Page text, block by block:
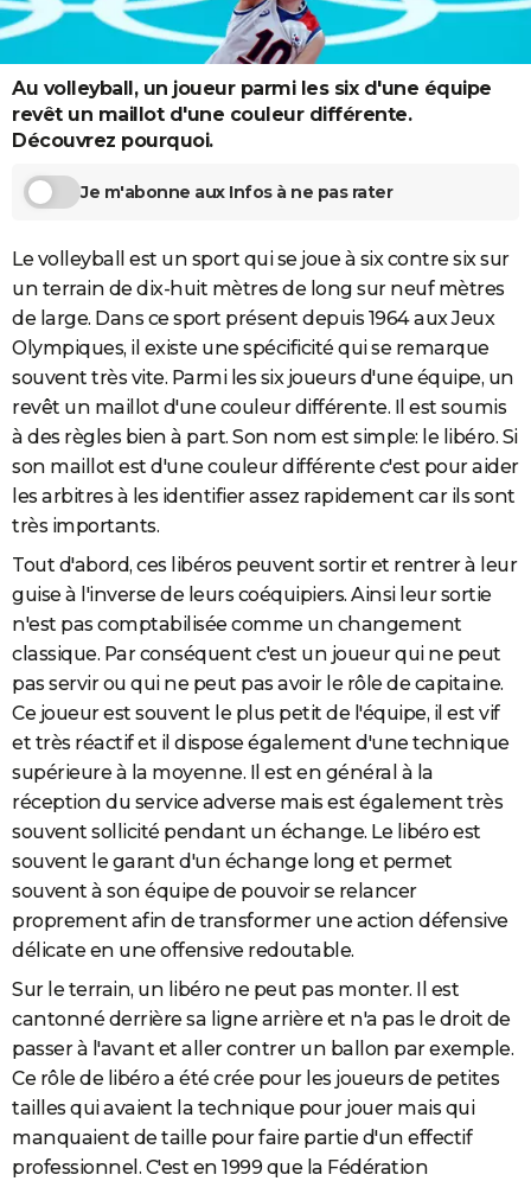
Destinations
City break
Voyage nature
Voyage de noces
Forum
Climat
+
PHOTO
GUIDES D'ACHAT
BONS PLANS
CARTE DE VOEUX
Carte de Noël
Carte Bonne année
Carte Saint-Valentin
Carte Pâques
Carte d'anniversaire
Dictionnaire
Biographies
Citations
Expressions
Proverbes
PROGRAMME TV
COPAINS D'AVANT
S'inscrire
Se connecter
Lycées
Collèges
Primaires
Universités
Entreprises
Service militaire
Avis de recherche
AVIS DE DÉCÈS
FORUM
Bricolage
Au volleyball, un joueur parmi les six d'une équipe
revêt un maillot d'une couleur différente.
Découvrez pourquoi.
Je m'abonne aux Infos à ne pas rater
Le volleyball est un sport qui se joue à six contre six sur
un terrain de dix-huit mètres de long sur neuf mètres
de large. Dans ce sport présent depuis 1964 aux Jeux
Olympiques, il existe une spécificité qui se remarque
souvent très vite. Parmi les six joueurs d'une équipe, un
revêt un maillot d'une couleur différente. Il est soumis
à des règles bien à part. Son nom est simple: le libéro. Si
son maillot est d'une couleur différente c'est pour aider
les arbitres à les identifier assez rapidement car ils sont
très importants.
Tout d'abord, ces libéros peuvent sortir et rentrer à leur
guise à l'inverse de leurs coéquipiers. Ainsi leur sortie
n'est pas comptabilisée comme un changement
classique. Par conséquent c'est un joueur qui ne peut
pas servir ou qui ne peut pas avoir le rôle de capitaine.
Ce joueur est souvent le plus petit de l'équipe, il est vif
et très réactif et il dispose également d'une technique
supérieure à la moyenne. Il est en général à la
réception du service adverse mais est également très
souvent sollicité pendant un échange. Le libéro est
souvent le garant d'un échange long et permet
souvent à son équipe de pouvoir se relancer
proprement afin de transformer une action défensive
délicate en une offensive redoutable.
Sur le terrain, un libéro ne peut pas monter. Il est
cantonné derrière sa ligne arrière et n'a pas le droit de
passer à l'avant et aller contrer un ballon par exemple.
Ce rôle de libéro a été crée pour les joueurs de petites
tailles qui avaient la technique pour jouer mais qui
manquaient de taille pour faire partie d'un effectif
professionnel. C'est en 1999 que la Fédération